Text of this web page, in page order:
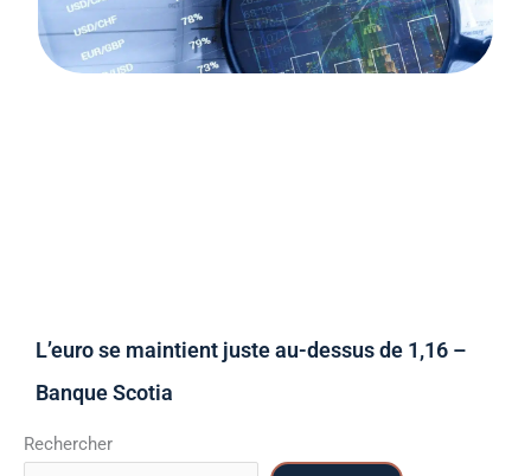
L’euro se maintient juste au-dessus de 1,16 –
Banque Scotia
Rechercher